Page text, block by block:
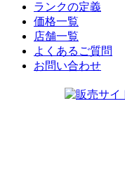
ランクの定義
価格一覧
店舗一覧
よくあるご質問
お問い合わせ